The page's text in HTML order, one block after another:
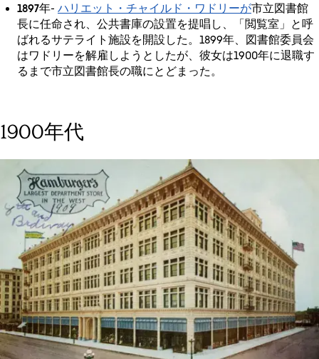
1897年- ハリエット・チャイルド・ワドリーが市立図書館
長に任命され、公共書庫の設置を提唱し、「閲覧室」と呼
ばれるサテライト施設を開設した。1899年、図書館委員会
はワドリーを解雇しようとしたが、彼女は1900年に退職す
るまで市立図書館長の職にとどまった。
1900年代